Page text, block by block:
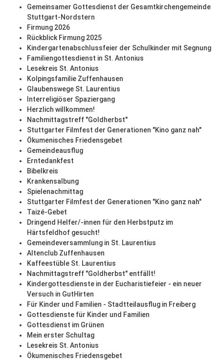
Gemeinsamer Gottesdienst der Gesamtkirchengemeinde
Stuttgart-Nordstern
Firmung 2026
Rückblick Firmung 2025
Kindergartenabschlussfeier der Schulkinder mit Segnung
Familiengottesdienst in St. Antonius
Lesekreis St. Antonius
Kolpingsfamilie Zuffenhausen
Glaubenswege St. Laurentius
Interreligiöser Spaziergang
Herzlich willkommen!
Nachmittagstreff "Goldherbst"
Stuttgarter Filmfest der Generationen "Kino ganz nah"
Ökumenisches Friedensgebet
Gemeindeausflug
Erntedankfest
Bibelkreis
Krankensalbung
Spielenachmittag
Stuttgarter Filmfest der Generationen "Kino ganz nah"
Taizé-Gebet
Dringend Helfer/-innen für den Herbstputz im
Härtsfeldhof gesucht!
Gemeindeversammlung in St. Laurentius
Altenclub Zuffenhausen
Kaffeestüble St. Laurentius
Nachmittagstreff "Goldherbst" entfällt!
Kindergottesdienste in der Eucharistiefeier - ein neuer
Versuch in GutHirten
Für Kinder und Familien - Stadtteilausflug in Freiberg
Gottesdienste für Kinder und Familien
Gottesdienst im Grünen
Mein erster Schultag
Lesekreis St. Antonius
Ökumenisches Friedensgebet